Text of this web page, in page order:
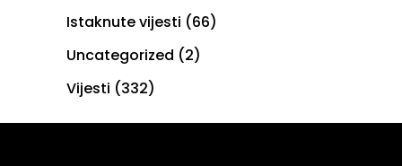
Istaknute vijesti (66)
Uncategorized (2)
Vijesti (332)